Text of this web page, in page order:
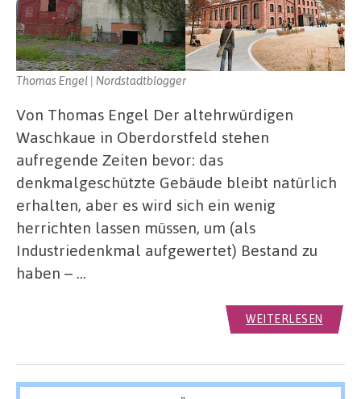
Thomas Engel | Nordstadtblogger
Von Thomas Engel Der altehrwürdigen
Waschkaue in Oberdorstfeld stehen
aufregende Zeiten bevor: das
denkmalgeschützte Gebäude bleibt natürlich
erhalten, aber es wird sich ein wenig
herrichten lassen müssen, um (als
Industriedenkmal aufgewertet) Bestand zu
haben – …
WEITERLESEN